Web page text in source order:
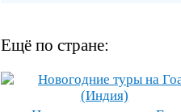
Ещё по стране: